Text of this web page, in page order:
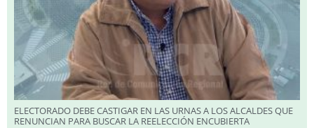
ELECTORADO DEBE CASTIGAR EN LAS URNAS A LOS ALCALDES QUE
RENUNCIAN PARA BUSCAR LA REELECCIÓN ENCUBIERTA